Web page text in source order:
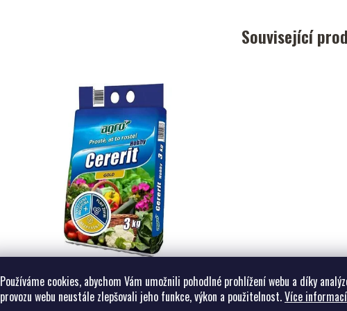
Používáme cookies, abychom Vám umožnili pohodlné prohlížení webu a díky
provozu webu neustále zlepšovali jeho funkce, výkon a použitelnost.Více informací
Související
Cererit Hobby Gold